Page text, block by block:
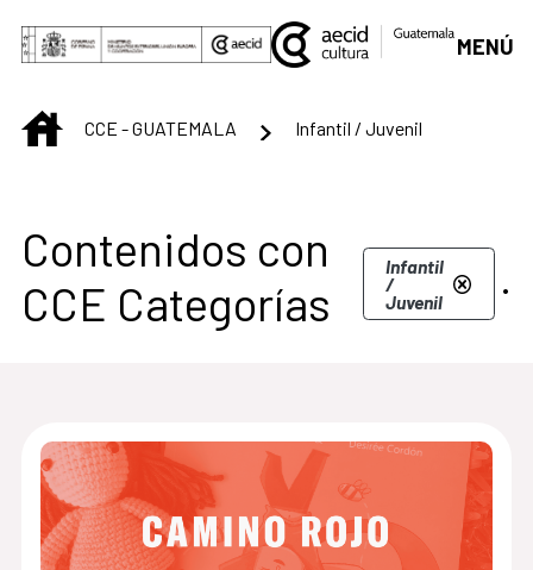
Saltar al contenido principal
MENÚ
INICIOCCE - GUATEMALA Infantil / Juvenil
Centro Cultural de
Contenidos con
CCE Categorías
Infantil
/
Juvenil .